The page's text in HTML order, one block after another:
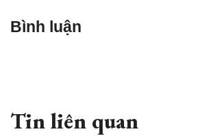
Bình luận
Tin liên quan